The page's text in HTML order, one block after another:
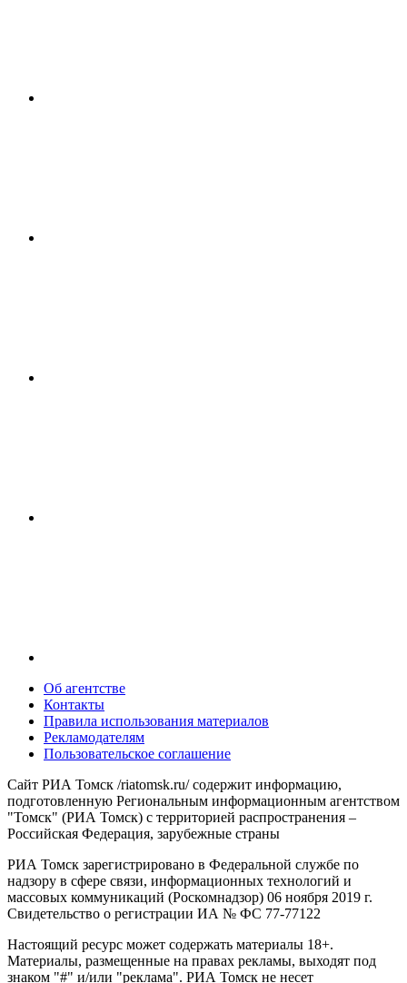
Об агентстве
Контакты
Правила использования материалов
Рекламодателям
Пользовательское соглашение
Сайт РИА Томск /riatomsk.ru/ содержит информацию,
подготовленную Региональным информационным агентством
"Томск" (РИА Томск) с территорией распространения –
Российская Федерация, зарубежные страны
РИА Томск зарегистрировано в Федеральной службе по
надзору в сфере связи, информационных технологий и
массовых коммуникаций (Роскомнадзор) 06 ноября 2019 г.
Свидетельство о регистрации ИА № ФС 77-77122
Настоящий ресурс может содержать материалы 18+.
Материалы, размещенные на правах рекламы, выходят под
знаком "#" и/или "реклама". РИА Томск не несет